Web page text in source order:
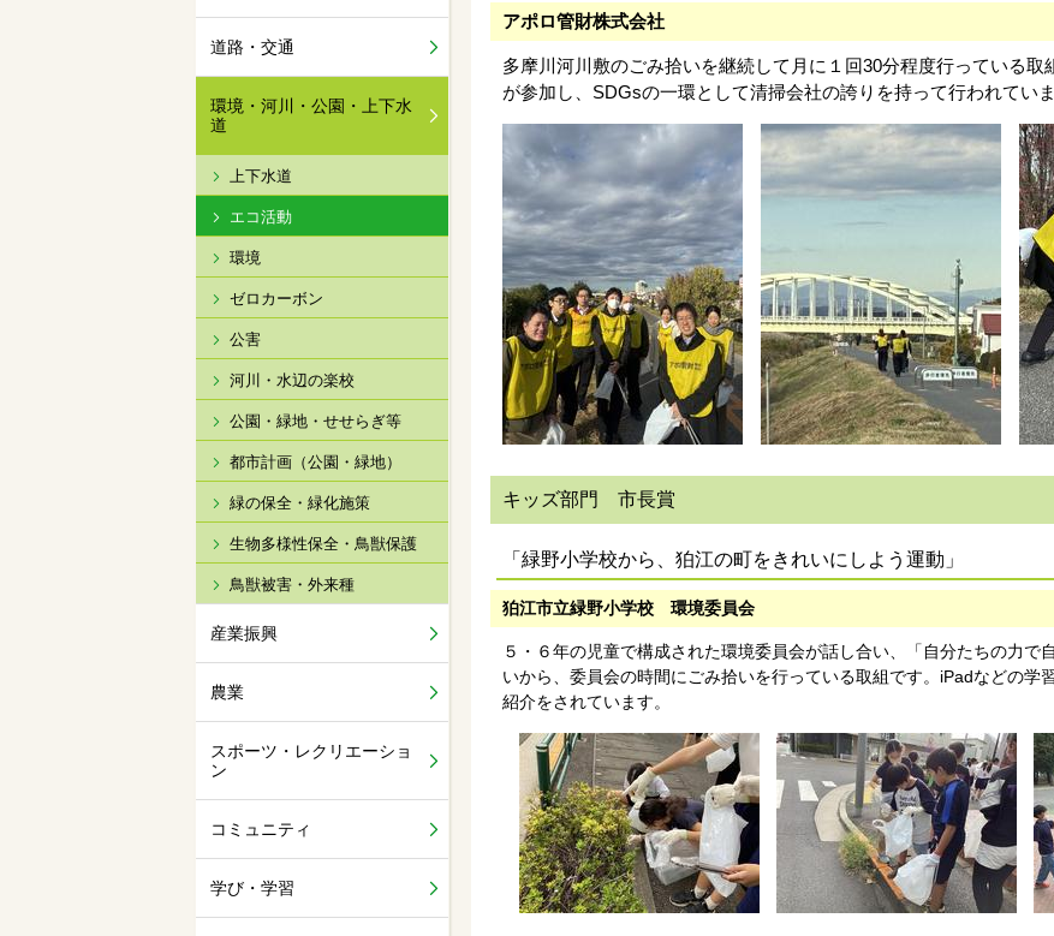
道路・交通
環境・河川・公園・上下水
道
上下水道
エコ活動
環境
ゼロカーボン
公害
河川・水辺の楽校
公園・緑地・せせらぎ等
都市計画（公園・緑地）
緑の保全・緑化施策
生物多様性保全・鳥獣保護
鳥獣被害・外来種
産業振興
農業
スポーツ・レクリエーショ
ン
コミュニティ
学び・学習
アポロ管財株式会社
多摩川河川敷のごみ拾いを継続して月に１回30分程度行っている
が参加し、SDGsの一環として清掃会社の誇りを持って行われていま
キッズ部門 市長賞
「緑野小学校から、狛江の町をきれいにしよう運動」
狛江市立緑野小学校 環境委員会
５・６年の児童で構成された環境委員会が話し合い、「自分たちの力で
いから、委員会の時間にごみ拾いを行っている取組です。iPadなどの学
紹介をされています。